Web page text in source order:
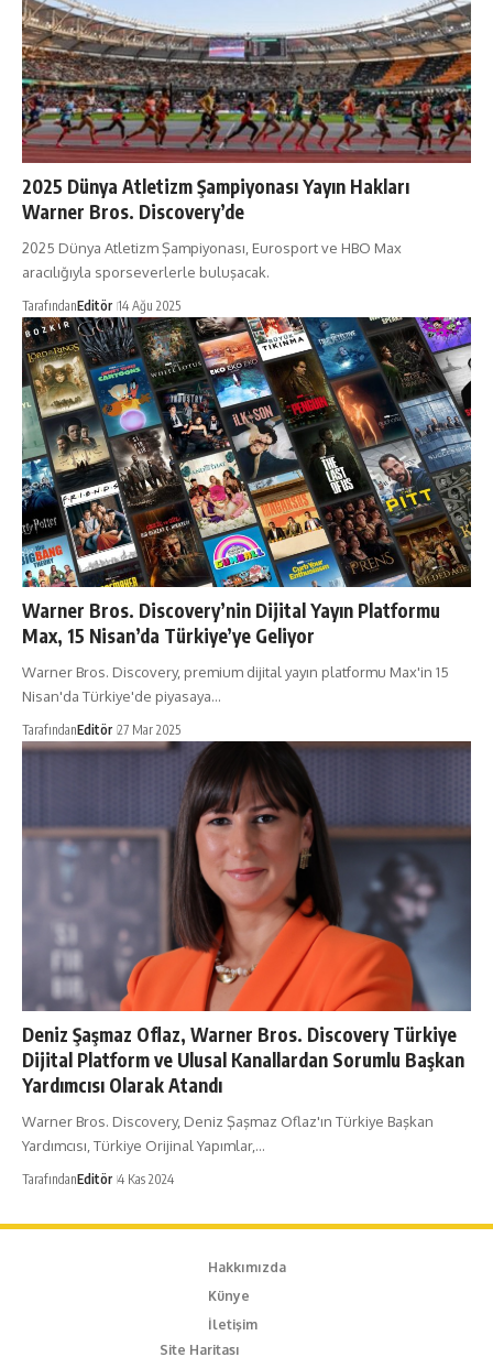
2025 Dünya Atletizm Şampiyonası Yayın Hakları
Warner Bros. Discovery’de
2025 Dünya Atletizm Şampiyonası, Eurosport ve HBO Max
aracılığıyla sporseverlerle buluşacak.
TarafındanEditör 14 Ağu 2025
Warner Bros. Discovery’nin Dijital Yayın Platformu
Max, 15 Nisan’da Türkiye’ye Geliyor
Warner Bros. Discovery, premium dijital yayın platformu Max'in 15
Nisan'da Türkiye'de piyasaya…
TarafındanEditör 27 Mar 2025
Deniz Şaşmaz Oflaz, Warner Bros. Discovery Türkiye
Dijital Platform ve Ulusal Kanallardan Sorumlu Başkan
Yardımcısı Olarak Atandı
Warner Bros. Discovery, Deniz Şaşmaz Oflaz'ın Türkiye Başkan
Yardımcısı, Türkiye Orijinal Yapımlar,…
TarafındanEditör 4 Kas 2024
Hakkımızda
Künye
İletişim
Site Haritası